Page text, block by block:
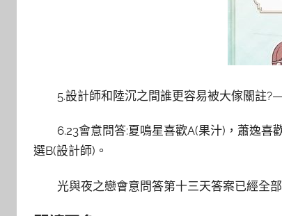
5.設計師和陸沉之間誰更容易被大傢關註
6.23會意問答:夏鳴星喜歡A(果汁)，蕭逸喜
選B(設計師)。
光與夜之戀會意問答第十三天答案已經全